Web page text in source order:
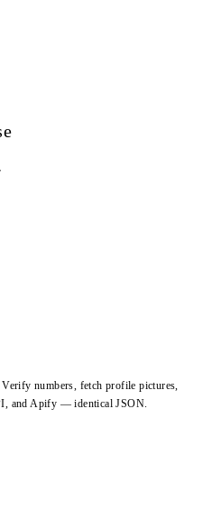
numbers, fetch profile pictures,
and Apify — identical JSON.